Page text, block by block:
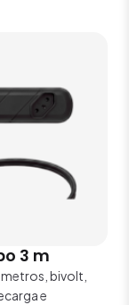
3 m
bivolt,
e